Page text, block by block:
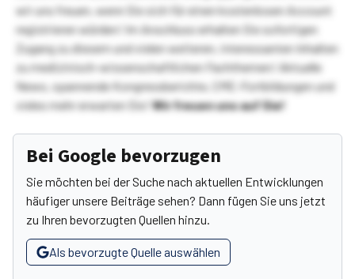
wir uns freuen, wenn Sie sich für einen kostenlosen Account
registrieren würden! Im Anschluss erhalten Sie sofortigen
Zugang zu diesem und vielen weiteren, interessanten Inhalten
zu medizinisch-wissenschaftlichen Fachthemen! Aktuelle
News, spannende Kongressberichte, CME-Fortbildungen und
vieles mehr erwarten Sie!Wir freuen uns auf Sie!
Bei Google bevorzugen
Sie möchten bei der Suche nach aktuellen Entwicklungen
häufiger unsere Beiträge sehen? Dann fügen Sie uns jetzt
zu Ihren bevorzugten Quellen hinzu.
Als bevorzugte Quelle auswählen